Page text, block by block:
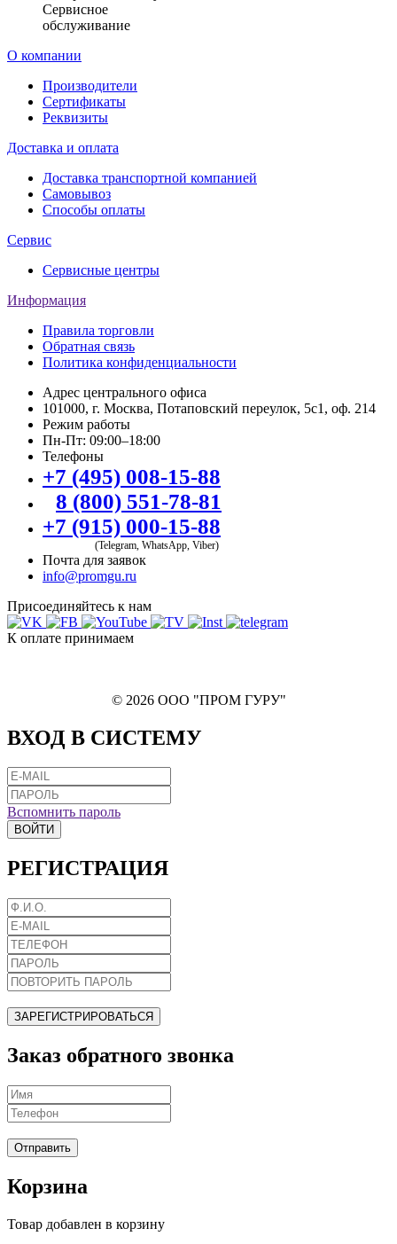
Сервисное
обслуживание
О компании
Производители
Сертификаты
Реквизиты
Доставка и оплата
Доставка транспортной компанией
Самовывоз
Способы оплаты
Сервис
Сервисные центры
Информация
Правила торговли
Обратная связь
Политика конфиденциальности
Адрес центрального офиса
101000, г. Москва, Потаповский переулок, 5с1, оф. 214
Режим работы
Пн-Пт: 09:00–18:00
Телефоны
+7 (495) 008-15-88
8 (800) 551-78-81
+7 (915) 000-15-88
(Telegram, WhatsApp, Viber)
Почта для заявок
info@promgu.ru
Присоединяйтесь к нам
К оплате принимаем
© 2026 ООО "ПРОМ ГУРУ"
ВХОД В СИСТЕМУ
Вспомнить пароль
ВОЙТИ
РЕГИСТРАЦИЯ
ЗАРЕГИСТРИРОВАТЬСЯ
Заказ обратного звонка
Отправить
Корзина
Товар добавлен в корзину